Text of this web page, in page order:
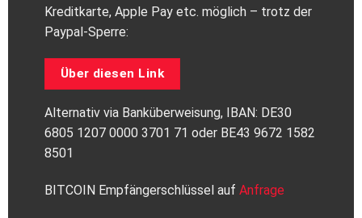
Kreditkarte, Apple Pay etc. möglich – trotz der
Paypal-Sperre:
Über diesen Link
Alternativ via Banküberweisung, IBAN: DE30
6805 1207 0000 3701 71 oder BE43 9672 1582
8501
BITCOIN Empfängerschlüssel auf Anfrage